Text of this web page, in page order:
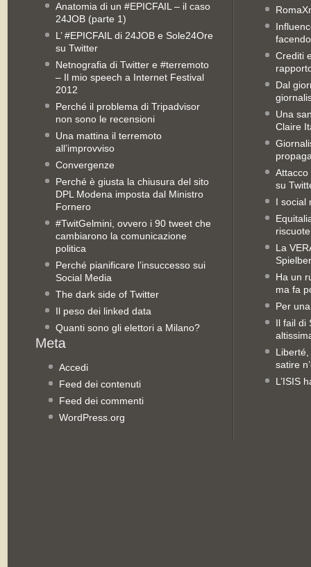
Anatomia di un #EPICFAIL – il caso
24JOB (parte 1)
L’ #EPICFAIL di 24JOB e Sole24Ore
su Twitter
Netnografia di Twitter e #terremoto
– Il mio speech a Internet Festival
2012
Perché il problema di Tripadvisor
non sono le recensioni
Una mattina il terremoto
all’improvviso
Convergenze
Perché è giusta la chiusura del sito
DPL Modena imposta dal Ministro
Fornero
#TwitGelmini, ovvero i 90 tweet che
cambiarono la comunicazione
politica
Perché pianificare l’insuccesso sui
Social Media
The dark side of Twitter
Il peso dei linked data
Quanti sono gli elettori a Milano?
Accedi
Feed dei contenuti
Feed dei commenti
WordPress.org
Crediti
Dal
Una
Claire
Attacco
su
I social
La
Ha un
ma fa
Per
Il fail di
satire
L’ISIS